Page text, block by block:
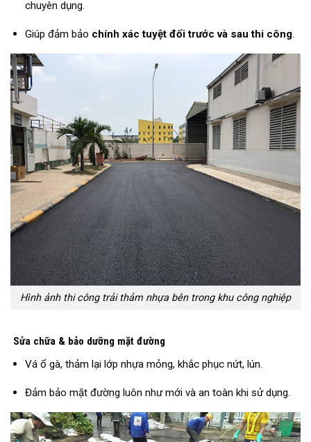
chuyên dụng.
Giúp đảm bảo chính xác tuyệt đối trước và sau thi công.
Hình ảnh thi công trải thảm nhựa bên trong khu công nghiệp
Sửa chữa & bảo dưỡng mặt đường
Vá ổ gà, thảm lại lớp nhựa mỏng, khắc phục nứt, lún.
Đảm bảo mặt đường luôn như mới và an toàn khi sử dụng.